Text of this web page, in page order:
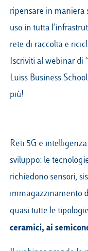
Dubai
ripensare in maniera
uso in tutta
rete di raccolta e
Iscriviti al webinar di
Luiss Business
più!
Reti 5G e
sviluppo: le
richiedono sensori,
immagazzinamento
quasi tutte le
ceramici, ai